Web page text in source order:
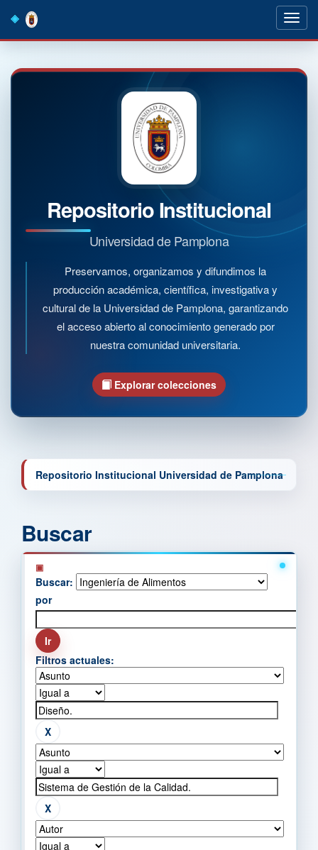
navigation
Repositorio Institucional
Universidad de Pamplona
Preservamos, organizamos y difundimos la
producción académica, científica, investigativa y
cultural de la Universidad de Pamplona, garantizando
el acceso abierto al conocimiento generado por
nuestra comunidad universitaria.
Explorar colecciones
Repositorio Institucional Universidad de Pamplona
Buscar
Buscar:
por
Filtros actuales: